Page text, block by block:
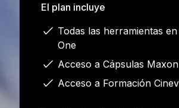
El plan incluye
Todas las herramientas
One
Acceso a Cápsulas Maxon
Acceso a Formación